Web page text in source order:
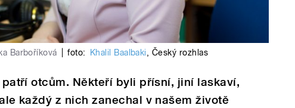
Barboříková foto: Khalil Baalbaki, Český rozhlas
otcům. Někteří byli přísní, jiní laskaví,
každý z nich zanechal v našem životě